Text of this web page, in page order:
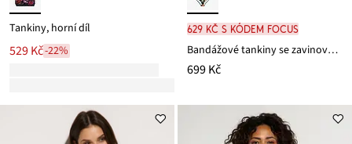
Tankiny, horní díl
529 Kč-22%
629 Kč s kódem FOCUS
Bandážové tankiny se zavinovacím vzhledem (2dílná souprava)
699 Kč